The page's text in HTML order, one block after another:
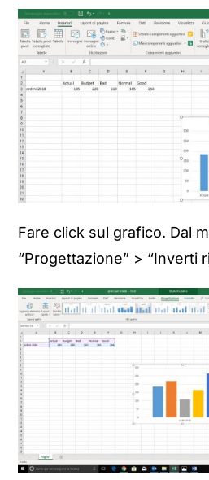
Fare click sul grafico. Dal
“Progettazione” > “Inverti